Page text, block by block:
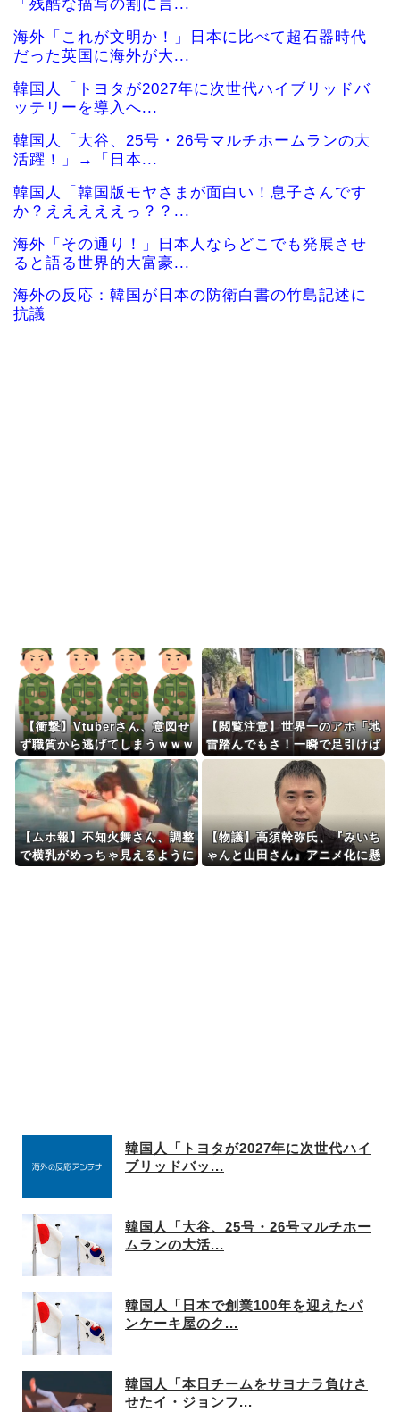
「残酷な描写の割に言...
海外「これが文明か！」日本に比べて超石器時代
だった英国に海外が大...
韓国人「トヨタが2027年に次世代ハイブリッドバ
ッテリーを導入へ...
韓国人「大谷、25号・26号マルチホームランの大
活躍！」→「日本...
韓国人「韓国版モヤさまが面白い！息子さんです
か？えええええっ？？...
海外「その通り！」日本人ならどこでも発展させ
ると語る世界的大富豪...
海外の反応：韓国が日本の防衛白書の竹島記述に
抗議
【衝撃】Vtuberさん、意図せ
ず職質から逃げてしまうｗｗｗ
ｗｗｗｗｗ
【閲覧注意】世界一のアホ「地
雷踏んでもさ！一瞬で足引けば
問題なくね？ｗ」⇒ 実践した
結果
【ムホ報】不知火舞さん、調整
で横乳がめっちゃ見えるように
【物議】高須幹弥氏、『みいち
ゃんと山田さん』アニメ化に懸
韓国人「トヨタが2027年に次世代ハイ
ブリッドバッ...
韓国人「大谷、25号・26号マルチホー
ムランの大活...
韓国人「日本で創業100年を迎えたパ
ンケーキ屋のク...
韓国人「本日チームをサヨナラ負けさ
せたイ・ジョンフ...